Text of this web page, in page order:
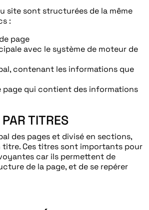
site sont structurées de la même
:
page
avec le système de moteur de
contenant les informations que
page qui contient des informations
TITRES
des pages et divisé en sections,
Ces titres sont importants pour
car ils permettent de
de la page, et de se repérer